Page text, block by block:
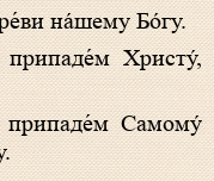
на́шему Бо́гу.